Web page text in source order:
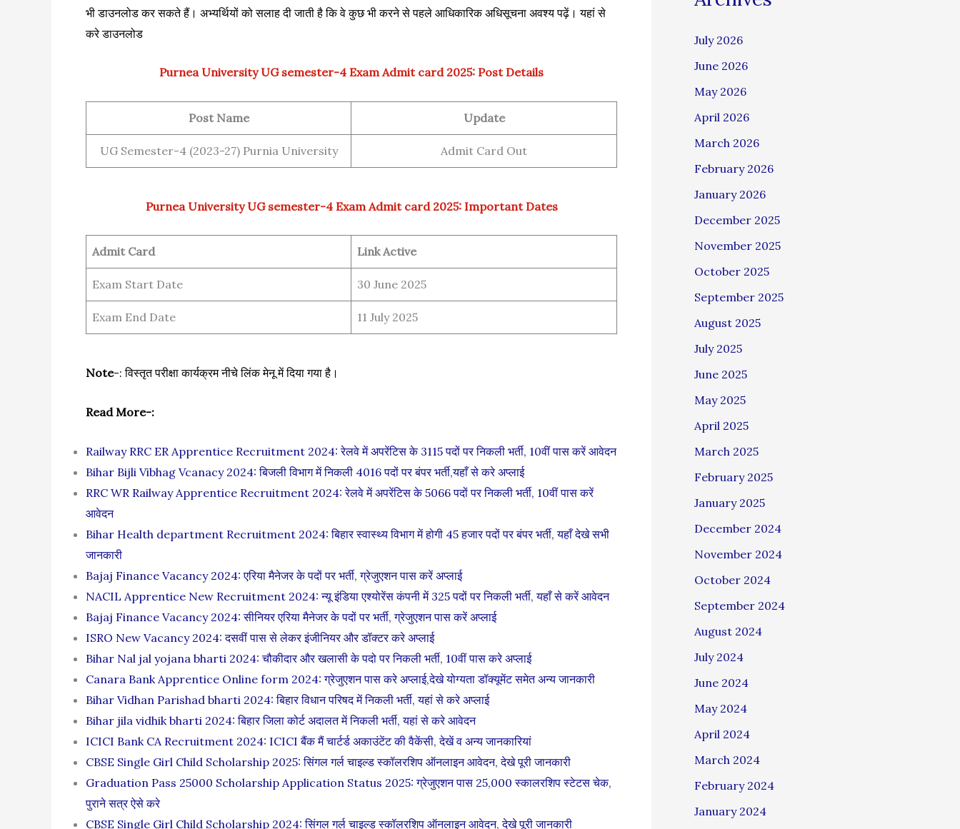
भी डाउनलोड कर सकते हैं। अभ्यर्थियों को सलाह दी जाती है कि वे कुछ भी करने से पहले आधिकारिक अधिसूचना अवश्य पढ़ें। यहां से
करे डाउनलोड
Purnea University UG semester-4 Exam Admit card 2025: Post Details
Post Name Update
UG Semester-4 (2023-27) Purnia University Admit Card Out
Purnea University UG semester-4 Exam Admit card 2025: Important Dates
Admit Card Link Active
Exam Start Date 30 June 2025
Exam End Date 11 July 2025
Note-: विस्तृत परीक्षा कार्यक्रम नीचे लिंक मेनू में दिया गया है।
Read More-:
Railway RRC ER Apprentice Recruitment 2024: रेलवे में अपरेंटिस के 3115 पदों पर निकली भर्ती, 10वीं पास करें आवेदन
Bihar Bijli Vibhag Vcanacy 2024: बिजली विभाग में निकली 4016 पदों पर बंपर भर्ती,यहाँ से करे अप्लाई
RRC WR Railway Apprentice Recruitment 2024: रेलवे में अपरेंटिस के 5066 पदों पर निकली भर्ती, 10वीं पास करें
आवेदन
Bihar Health department Recruitment 2024: बिहार स्वास्थ्य विभाग में होगी 45 हजार पदों पर बंपर भर्ती, यहाँ देखे सभी
जानकारी
Bajaj Finance Vacancy 2024: एरिया मैनेजर के पदों पर भर्ती, ग्रेजुएशन पास करें अप्लाई
NACIL Apprentice New Recruitment 2024: न्यू इंडिया एश्योरेंस कंपनी में 325 पदों पर निकली भर्ती, यहाँ से करें आवेदन
Bajaj Finance Vacancy 2024: सीनियर एरिया मैनेजर के पदों पर भर्ती, ग्रेजुएशन पास करें अप्लाई
ISRO New Vacancy 2024: दसवीं पास से लेकर इंजीनियर और डॉक्टर करे अप्लाई
Bihar Nal jal yojana bharti 2024: चौकीदार और खलासी के पदो पर निकली भर्ती, 10वीं पास करे अप्लाई
Canara Bank Apprentice Online form 2024: ग्रेजुएशन पास करे अप्लाई,देखे योग्यता डॉक्यूमेंट समेत अन्य जानकारी
Bihar Vidhan Parishad bharti 2024: बिहार विधान परिषद में निकली भर्ती, यहां से करे अप्लाई
Bihar jila vidhik bharti 2024: बिहार जिला कोर्ट अदालत में निकली भर्ती, यहां से करे आवेदन
ICICI Bank CA Recruitment 2024: ICICI बैंक मैं चार्टर्ड अकाउंटेंट की वैकेंसी, देखें व अन्य जानकारियां
CBSE Single Girl Child Scholarship 2025: सिंगल गर्ल चाइल्ड स्कॉलरशिप ऑनलाइन आवेदन, देखे पूरी जानकारी
Graduation Pass 25000 Scholarship Application Status 2025: ग्रेजुएशन पास 25,000 स्कालरशिप स्टेटस चेक,
पुराने सत्र ऐसे करे
CBSE Single Girl Child Scholarship 2024: सिंगल गर्ल चाइल्ड स्कॉलरशिप ऑनलाइन आवेदन, देखे पूरी जानकारी
July 2026
June 2026
May 2026
April 2026
March 2026
February 2026
January 2026
December 2025
November 2025
October 2025
September 2025
August 2025
July 2025
June 2025
May 2025
April 2025
March 2025
February 2025
January 2025
December 2024
November 2024
October 2024
September 2024
August 2024
July 2024
June 2024
May 2024
April 2024
March 2024
February 2024
January 2024